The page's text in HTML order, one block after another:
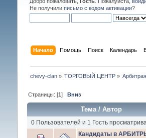
Не получили письмо с кодом активации?
Начало Помощь Поиск Календарь
chevy-clan» ТОРГОВЫЙ ЦЕНТР »
Страницы: [1] Вниз
Тема/ Автор
0 Пользователей и 1 Гость
Кандидаты в